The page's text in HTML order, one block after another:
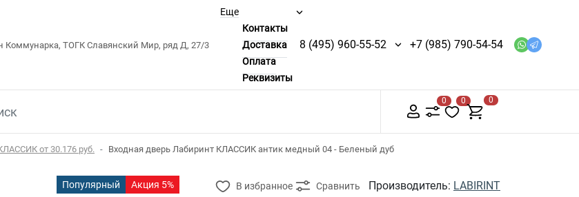
Коммунарка, ТОГК Славянский Мир, ряд Д, 27/3
Еще
Контакты
Доставка
Оплата
Реквизиты
8 (495) 960-55-52 +7 (985) 790-54-54
0 0 0
от 30.176 руб. Входная дверь Лабиринт КЛАССИК антик медный 04 - Беленый дуб
Популярный Акция 5% В избранное Сравнить Производитель: LABIRINT